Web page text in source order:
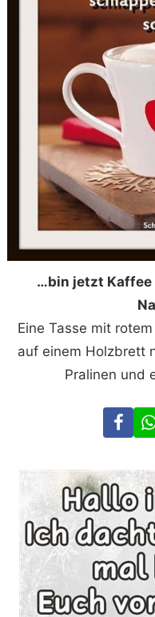
…bin jetzt Kaffee
Eine Tasse mit
auf einem Holzbrett
Pralinen und